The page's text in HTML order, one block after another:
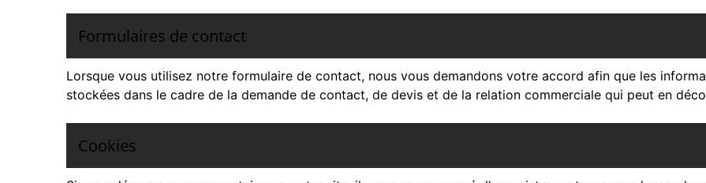
Formulaires de contact
Lorsque vous utilisez notre formulaire de contact, nous vous demandons votre accord afin que les
stockées dans le cadre de la demande de contact, de devis et de la relation commerciale qui peut en
Cookies